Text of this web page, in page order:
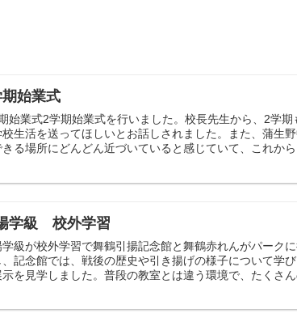
始業式
始業式2学期始業式を行いました。校長先生から、2学
校生活を送ってほしいとお話しされました。また、蒲生
きる場所にどんどん近づいていると感じていて、これから
学級 校外学習
学級が校外学習で舞鶴引揚記念館と舞鶴赤れんがパーク
、記念館では、戦後の歴史や引き揚げの様子について学
示を見学しました。普段の教室とは違う環境で、たくさん